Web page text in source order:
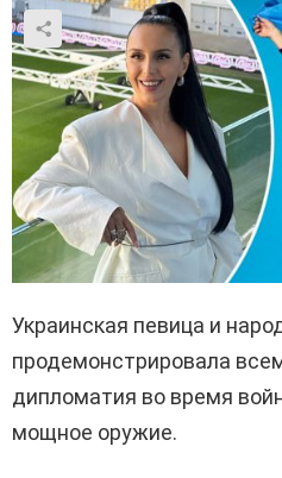
Украинская певица и
продемонстрировала
дипломатия во время
мощное оружие.